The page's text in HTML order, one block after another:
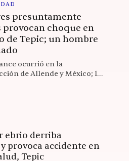
presuntamente
provocan choque en
de Tepic; un hombre
ocurrió en la
de Allende y México; las
del vehículo rojo habrían
ebrio derriba
provoca accidente en
Tepic